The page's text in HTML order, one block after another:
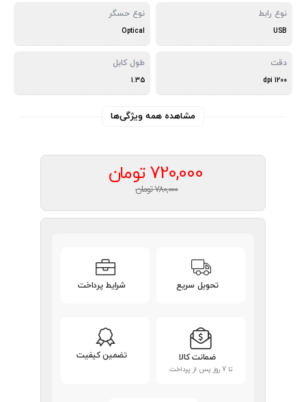
نوع رابط
USB
نوع حسگر
Optical
دقت
dpi 1200
طول کابل
1.35
مشاهده همه ویژگی‌ها
720,000 تومان
780,000 تومان
تحویل سریع شرایط پرداخت
ضمانت کالا
تا 7 روز پس از پرداخت
تضمین کیفیت